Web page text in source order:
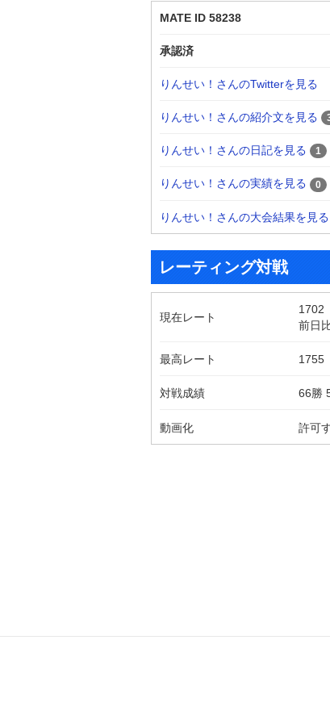
MATE ID 58238
承認済
りんせい！さんのTwitterを見る
りんせい！さんの紹介文を見る
りんせい！さんの日記を見る 1
りんせい！さんの実績を見る 0
りんせい！さんの大会結果を見る
レーティング対戦
現在レート
1702
前日
最高レート 1755
対戦成績 66勝
動画化 許可